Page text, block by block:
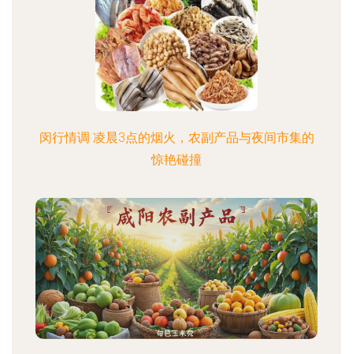
闵行情调 凌晨3点的烟火，农副产品与夜间市集的
惊艳碰撞